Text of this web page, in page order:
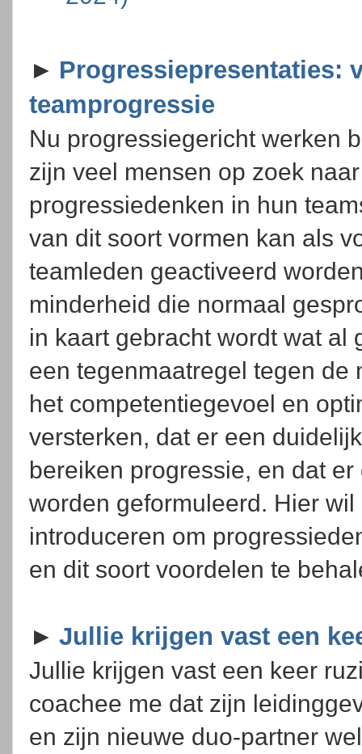
► Progressiepresentaties:
teamprogressie
Nu progressiegericht werken
zijn veel mensen op zoek
progressiedenken in hun
van dit soort vormen kan als
teamleden geactiveerd
minderheid die normaal
in kaart gebracht wordt wat al
een tegenmaatregel tegen de
het competentiegevoel en
versterken, dat er een
bereiken progressie, en dat
worden geformuleerd. Hier
introduceren om
en dit soort voordelen te
► Jullie krijgen vast een
Jullie krijgen vast een keer
coachee me dat zijn
en zijn nieuwe duo-partner